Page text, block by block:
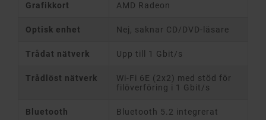
Grafikkort AMD Radeon
Optisk enhet Nej, saknar CD/DVD-läsare
Trådat nätverk Upp till 1 Gbit/s
Trådlöst nätverk
Wi-Fi 6E (2x2) med stöd för
filöverföring i 1 Gbit/s
Bluetooth Bluetooth 5.2 integrerat